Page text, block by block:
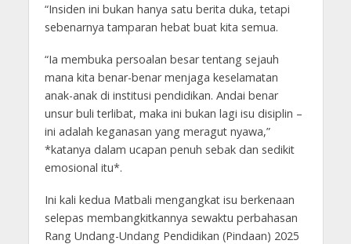
“Insiden ini bukan hanya satu berita duka, tetapi
sebenarnya tamparan hebat buat kita semua.
“Ia membuka persoalan besar tentang sejauh
mana kita benar-benar menjaga keselamatan
anak-anak di institusi pendidikan. Andai benar
unsur buli terlibat, maka ini bukan lagi isu disiplin –
ini adalah keganasan yang meragut nyawa,”
*katanya dalam ucapan penuh sebak dan sedikit
emosional itu*.
Ini kali kedua Matbali mengangkat isu berkenaan
selepas membangkitkannya sewaktu perbahasan
Rang Undang-Undang Pendidikan (Pindaan) 2025